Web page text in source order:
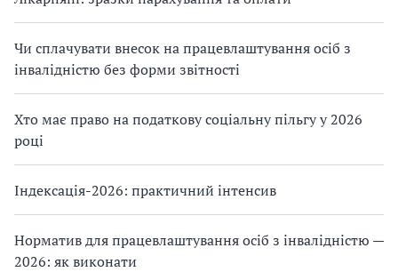
Чи сплачувати внесок на працевлаштування осіб з
інвалідністю без форми звітності
Хто має право на податкову соціальну пільгу у 2026
році
Індексація-2026: практичний інтенсив
Норматив для працевлаштування осіб з інвалідністю —
2026: як виконати